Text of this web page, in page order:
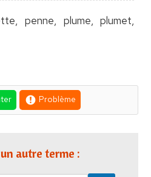
penne, plume, plumet,
Problème
autre terme :